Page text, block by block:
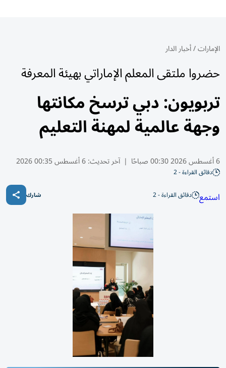
الإمارات/أخبار الدار
حضروا ملتقى المعلم الإماراتي بهيئة المعرفة
تربويون: دبي ترسخ مكانتها
وجهة عالمية لمهنة التعليم
6 أغسطس 2026 00:30 صباحًا | آخر تحديث:6 أغسطس 00:35 2026
دقائق القراءة - 2
استمع دقائق القراءة - 2 شارك